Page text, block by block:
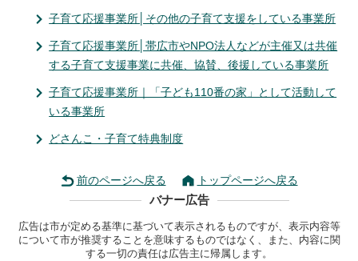
子育て応援事業所│その他の子育て支援をしている事業所
子育て応援事業所│帯広市やNPO法人などが主催又は共催
する子育て支援事業に共催、協賛、後援している事業所
子育て応援事業所｜「子ども110番の家」として活動して
いる事業所
どさんこ・子育て特典制度
前のページへ戻る トップページへ戻る
バナー広告
広告は市が定める基準に基づいて表示されるものですが、表示内容等
について市が推奨することを意味するものではなく、また、内容に関
する一切の責任は広告主に帰属します。